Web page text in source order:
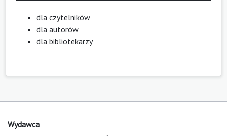
dla czytelników
dla autorów
dla bibliotekarzy
Wydawca